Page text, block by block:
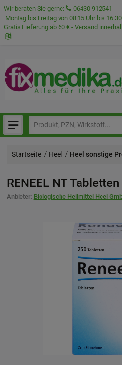
Wir beraten Sie gerne:
06430 912541
Montag bis Freitag von 08:15 Uhr bis
Gratis Lieferung ab 60 € - Versand
Startseite Heel Heel sonstige
RENEEL NT Tabletten
Anbieter: Biologische Heilmittel Heel